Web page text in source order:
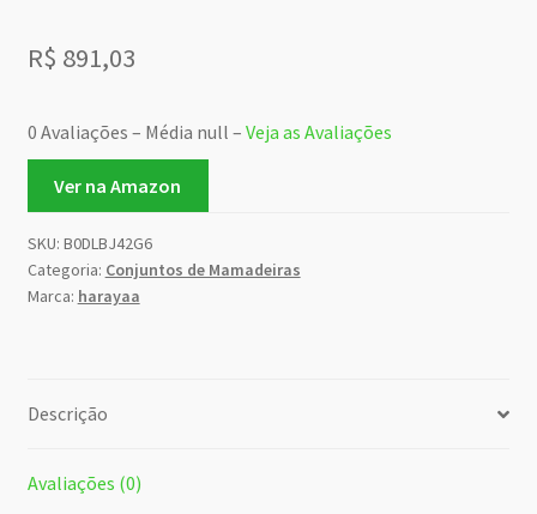
R$ 891,03
0 Avaliações – Média null – Veja as Avaliações
Ver na Amazon
SKU: B0DLBJ42G6
Categoria: Conjuntos de Mamadeiras
Marca: harayaa
Descrição
Avaliações (0)